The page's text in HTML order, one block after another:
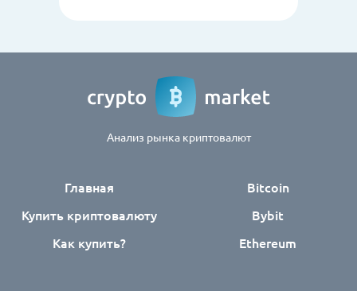
Анализ рынка криптовалют
Главная
Купить криптовалюту
Как купить?
Bitcoin
Bybit
Ethereum